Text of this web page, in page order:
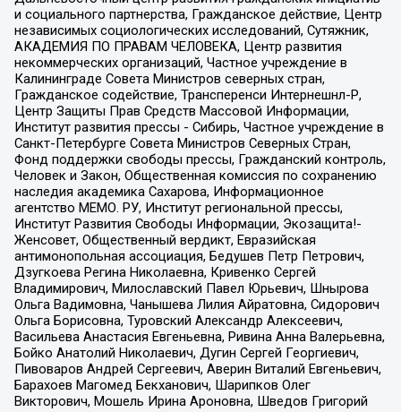
и социального партнерства, Гражданское действие, Центр
независимых социологических исследований, Сутяжник,
АКАДЕМИЯ ПО ПРАВАМ ЧЕЛОВЕКА, Центр развития
некоммерческих организаций, Частное учреждение в
Калининграде Совета Министров северных стран,
Гражданское содействие, Трансперенси Интернешнл-Р,
Центр Защиты Прав Средств Массовой Информации,
Институт развития прессы - Сибирь, Частное учреждение в
Санкт-Петербурге Совета Министров Северных Стран,
Фонд поддержки свободы прессы, Гражданский контроль,
Человек и Закон, Общественная комиссия по сохранению
наследия академика Сахарова, Информационное
агентство МЕМО. РУ, Институт региональной прессы,
Институт Развития Свободы Информации, Экозащита!-
Женсовет, Общественный вердикт, Евразийская
антимонопольная ассоциация, Бедушев Петр Петрович,
Дзугкоева Регина Николаевна, Кривенко Сергей
Владимирович, Милославский Павел Юрьевич, Шнырова
Ольга Вадимовна, Чанышева Лилия Айратовна, Сидорович
Ольга Борисовна, Туровский Александр Алексеевич,
Васильева Анастасия Евгеньевна, Ривина Анна Валерьевна,
Бойко Анатолий Николаевич, Дугин Сергей Георгиевич,
Пивоваров Андрей Сергеевич, Аверин Виталий Евгеньевич,
Барахоев Магомед Бекханович, Шарипков Олег
Викторович, Мошель Ирина Ароновна, Шведов Григорий